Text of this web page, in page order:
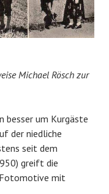
Michael Rösch zur
besser um Kurgäste
der niedliche
seit dem
greift die
Fotomotive mit